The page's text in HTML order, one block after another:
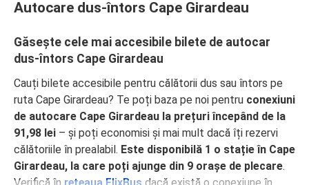
Autocare dus-întors Cape Girardeau
Găsește cele mai accesibile bilete de autocar
dus-întors Cape Girardeau
Cauți bilete accesibile pentru călătorii dus sau întors pe
ruta Cape Girardeau? Te poți baza pe noi pentru conexiuni
de autocare Cape Girardeau la prețuri începând de la
91,98 lei – și poți economisi și mai mult dacă îți rezervi
călătoriile în prealabil. Este disponibilă 1 o stație în Cape
Girardeau, la care poți ajunge din 9 orașe de plecare.